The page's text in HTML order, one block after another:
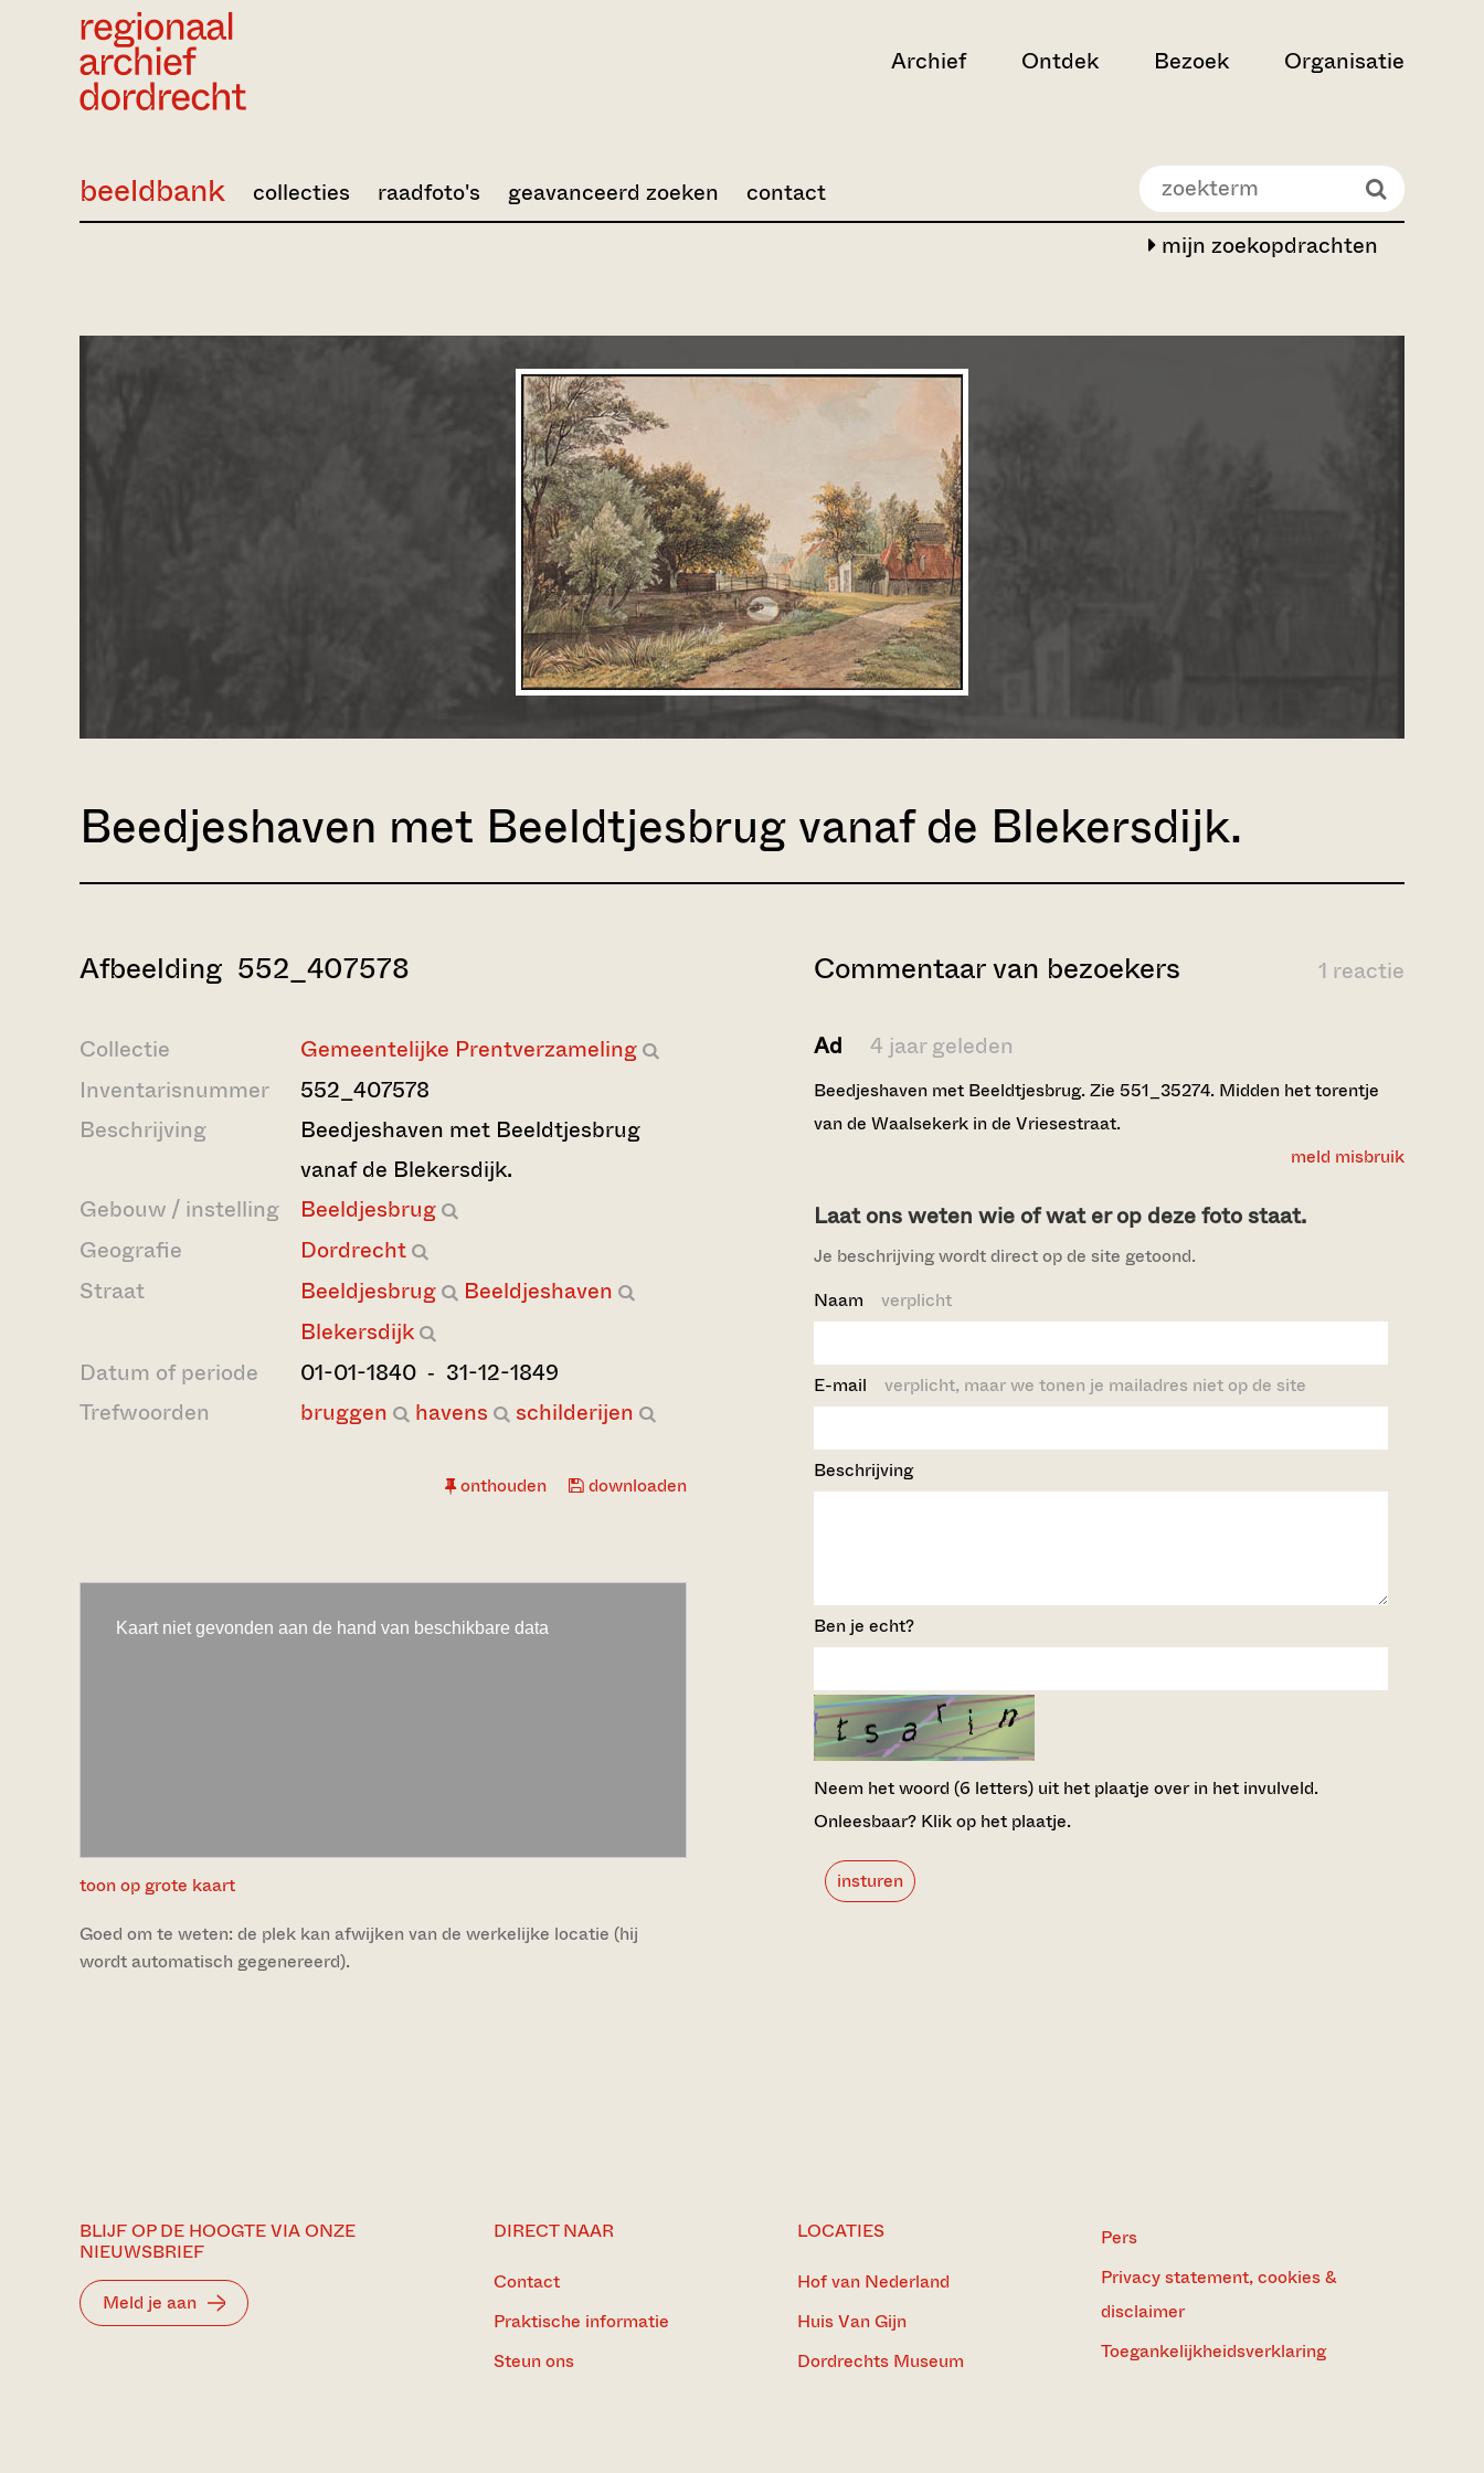
Archief Ontdek Bezoek Organisatie
mijn zoekopdrachten
beeldbank collecties raadfoto's geavanceerd zoeken contact
Beedjeshaven met Beeldtjesbrug vanaf de Blekersdijk.
Afbeelding 552_407578
Collectie
Gemeentelijke Prentverzameling
Inventarisnummer
552_407578
Beschrijving
Beedjeshaven met Beeldtjesbrug
vanaf de Blekersdijk.
Gebouw / instelling
Beeldjesbrug
Geografie
Dordrecht
Straat
Beeldjesbrug
Beeldjeshaven
Blekersdijk
Datum of periode
01-01-1840 ‐ 31-12-1849
Trefwoorden
bruggen havens schilderijen
onthouden downloaden
toon op grote kaart
Goed om te weten: de plek kan afwijken van de werkelijke locatie (hij
wordt automatisch gegenereerd).
1 reactie
Commentaar van bezoekers
Ad 4 jaar geleden
Beedjeshaven met Beeldtjesbrug. Zie 551_35274. Midden het torentje
van de Waalsekerk in de Vriesestraat.
meld misbruik
Laat ons weten wie of wat er op deze foto staat.
Je beschrijving wordt direct op de site getoond.
Naam verplicht
E-mail verplicht, maar we tonen je mailadres niet op de site
Beschrijving
Ben je echt?
Neem het woord (6 letters) uit het plaatje over in het invulveld.
Onleesbaar? Klik op het plaatje.
insturen
BLIJF OP DE HOOGTE VIA ONZE
NIEUWSBRIEF
Meld je aan
DIRECT NAAR
Contact
Praktische informatie
Steun ons
LOCATIES
Hof van Nederland
Huis Van Gijn
Dordrechts Museum
Pers
Privacy statement, cookies &
disclaimer
Toegankelijkheidsverklaring